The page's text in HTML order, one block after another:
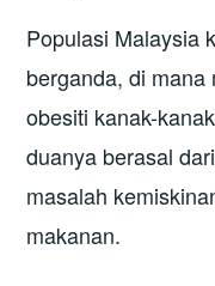
Populasi Malaysia
berganda, di
obesiti kanak-
duanya berasal
masalah
makanan.